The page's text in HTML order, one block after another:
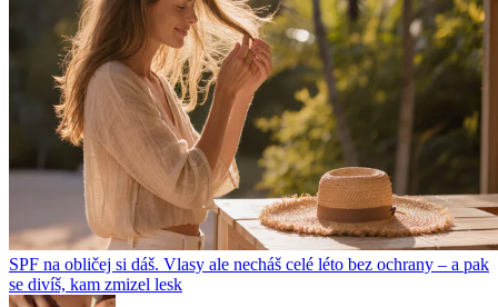
SPF na obličej si dáš. Vlasy ale necháš celé léto bez ochrany – a pak
se divíš, kam zmizel lesk